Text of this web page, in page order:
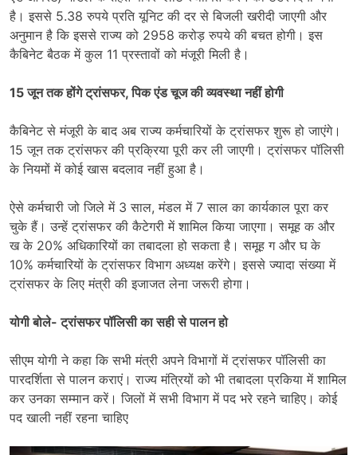
है। इससे 5.38 रुपये प्रति यूनिट की दर से बिजली खरीदी जाएगी और
अनुमान है कि इससे राज्य को 2958 करोड़ रुपये की बचत होगी। इस
कैबिनेट बैठक में कुल 11 प्रस्तावों को मंजूरी मिली है।
15 जून तक होंगे ट्रांसफर, पिक एंड चूज की व्यवस्था नहीं होगी
कैबिनेट से मंजूरी के बाद अब राज्य कर्मचारियों के ट्रांसफर शुरू हो जाएंगे।
15 जून तक ट्रांसफर की प्रक्रिया पूरी कर ली जाएगी। ट्रांसफर पॉलिसी
के नियमों में कोई खास बदलाव नहीं हुआ है।
ऐसे कर्मचारी जो जिले में 3 साल, मंडल में 7 साल का कार्यकाल पूरा कर
चुके हैं। उन्हें ट्रांसफर की कैटेगरी में शामिल किया जाएगा। समूह क और
ख के 20% अधिकारियों का तबादला हो सकता है। समूह ग और घ के
10% कर्मचारियों के ट्रांसफर विभाग अध्यक्ष करेंगे। इससे ज्यादा संख्या में
ट्रांसफर के लिए मंत्री की इजाजत लेना जरूरी होगा।
योगी बोले- ट्रांसफर पॉलिसी का सही से पालन हो
सीएम योगी ने कहा कि सभी मंत्री अपने विभागों में ट्रांसफर पॉलिसी का
पारदर्शिता से पालन कराएं। राज्य मंत्रियों को भी तबादला प्रकिया में शामिल
कर उनका सम्मान करें। जिलों में सभी विभाग में पद भरे रहने चाहिए। कोई
पद खाली नहीं रहना चाहिए